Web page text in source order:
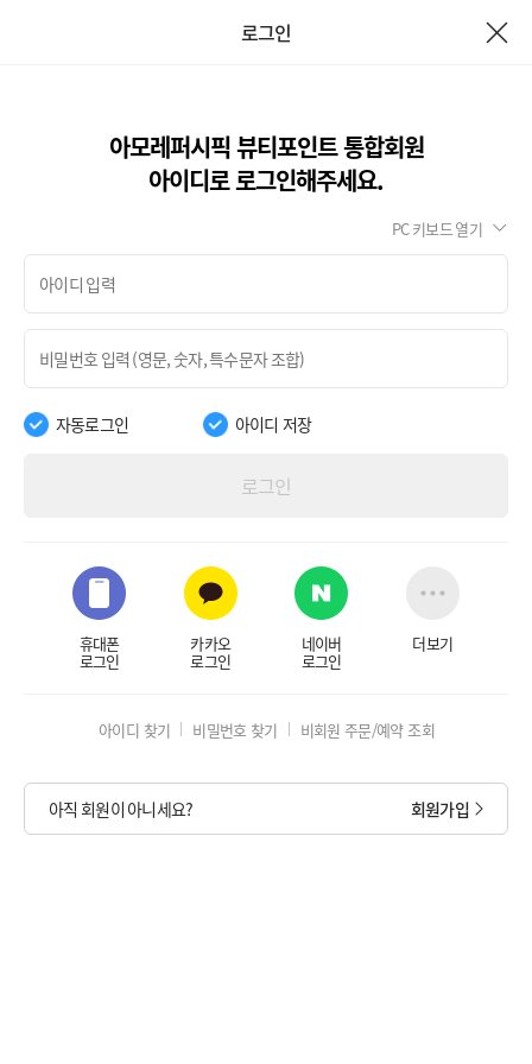
로그인
아모레퍼시픽 뷰티포인트 통합회원
아이디로 로그인해주세요.
PC 키보드 열기
자동로그인 아이디 저장
로그인
휴대폰
로그인
카카오
로그인
네이버
로그인
더보기
아이디 찾기 비밀번호 찾기 비회원 주문/예약 조회
아직 회원이 아니세요? 회원가입